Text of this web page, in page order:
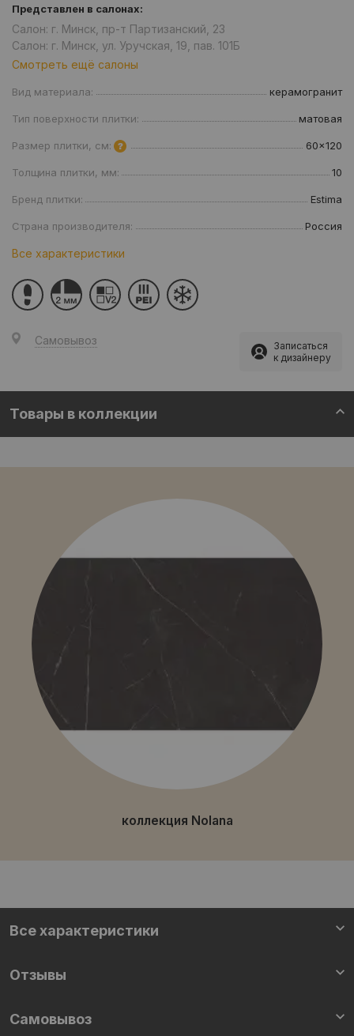
Представлен в салонах:
Салон: г. Минск, пр-т Партизанский, 23
Салон: г. Минск, ул. Уручская, 19, пав. 101Б
Смотреть ещё салоны
Вид материала: керамогранит
Тип поверхности плитки: матовая
Размер плитки, см: 60x120
Толщина плитки, мм: 10
Бренд плитки: Estima
Страна производителя: Россия
Все характеристики
Самовывоз
Записаться
к дизайнеру
Товары в коллекции
коллекция Nolana
Все характеристики
Отзывы
Самовывоз